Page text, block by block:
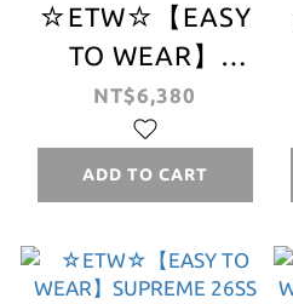
☆ETW☆【EASY
TO WEAR】
SUPREME 26SS
Vanson
Leathers®
Spider-Man Mesh
Back 6-Panel 蜘蛛
人 棒球帽 網帽
NT$6,380
ADD TO CART